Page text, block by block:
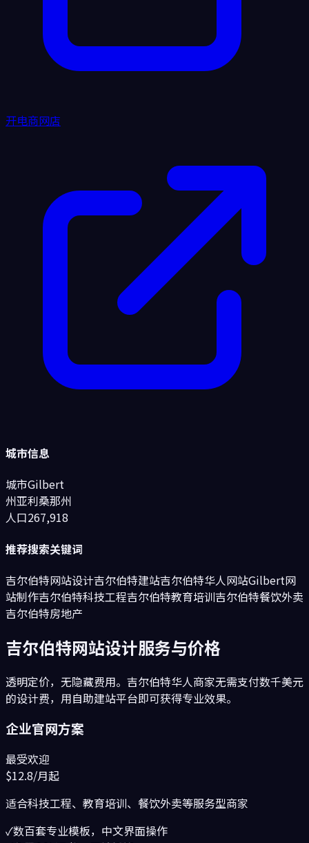
开电商网店
城市信息
城市Gilbert
州亚利桑那州
人口267,918
推荐搜索关键词
吉尔伯特网站设计吉尔伯特建站吉尔伯特华人网站Gilbert网
站制作吉尔伯特科技工程吉尔伯特教育培训吉尔伯特餐饮外卖
吉尔伯特房地产
吉尔伯特网站设计服务与价格
透明定价，无隐藏费用。 吉尔伯特华人商家无需支付数千美元
的设计费，用自助建站平台即可获得专业效果。
企业官网方案
最受欢迎
$12.8/月起
适合科技工程、教育培训、餐饮外卖等服务型商家
✓数百套专业模板，中文界面操作